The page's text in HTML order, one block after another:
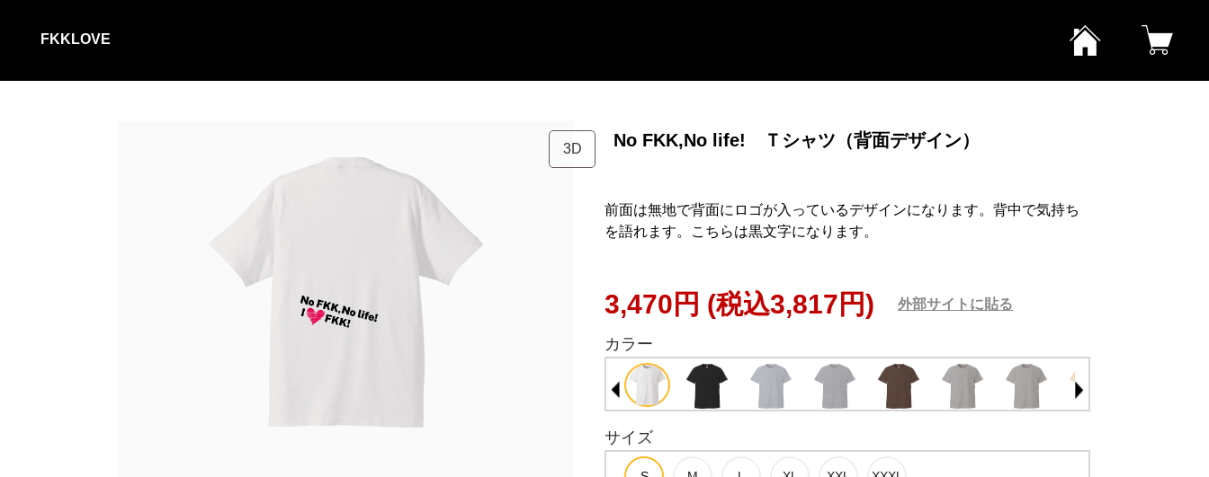
FKKLOVE
3D No FKK,No life! Ｔシャツ（背面デザイン）
前面は無地で背面にロゴが入っているデザインになります。背中で気持ち
を語れます。こちらは黒文字になります。
3,470円 (税込3,817円) 外部サイトに貼る
カラー
サイズ